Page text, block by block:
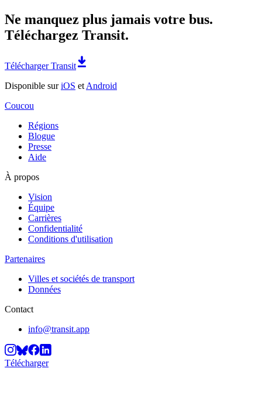
Ne manquez plus jamais votre bus.
Téléchargez Transit.
Télécharger Transit
Disponible suriOS et Android
Coucou
Régions
Blogue
Presse
Aide
À propos
Vision
Équipe
Carrières
Confidentialité
Conditions d'utilisation
Partenaires
Villes et sociétés de transport
Données
Contact
info@transit.app
Télécharger